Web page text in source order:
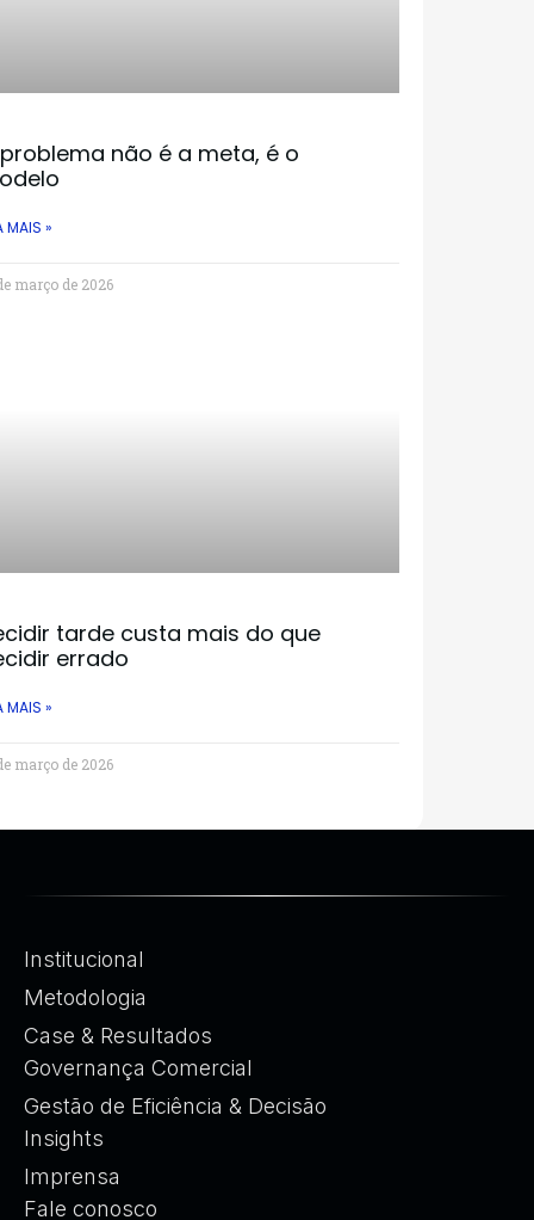
não é a meta, é o
MAIS »
março de 2026
tarde custa mais do que
errado
MAIS »
março de 2026
Institucional
Metodologia
Case & Resultados
Governança Comercial
Gestão de Eficiência & Decisão
Insights
Imprensa
Fale conosco